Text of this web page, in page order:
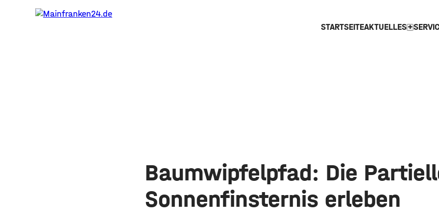
STARTSEITEAKTUELLESexpand_more
Baumwipfelpfad: Die
Sonnenfinsternis erleben